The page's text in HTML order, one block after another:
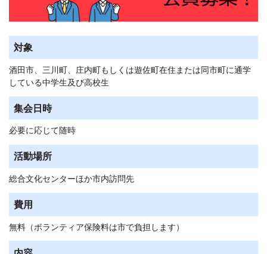
対象
酒田市、三川町、庄内町もしくは遊佐町在住または同市町に通学
している中学生及び高校生
集会日時
必要に応じて随時
活動場所
総合文化センターほか市内訪問先
費用
無料（ボランティア保険料は市で負担します）